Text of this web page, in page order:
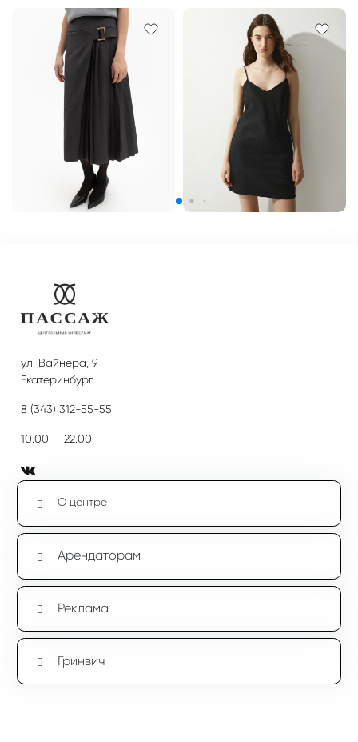
ул. Вайнера, 9
Екатеринбург
8 (343) 312-55-55
10.00 — 22.00
О центре
Арендаторам
Реклама
Гринвич